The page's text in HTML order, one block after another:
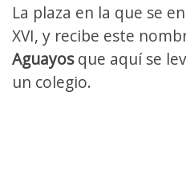
La plaza en la que se
XVI, y recibe este
Aguayosque aquí se
un colegio.